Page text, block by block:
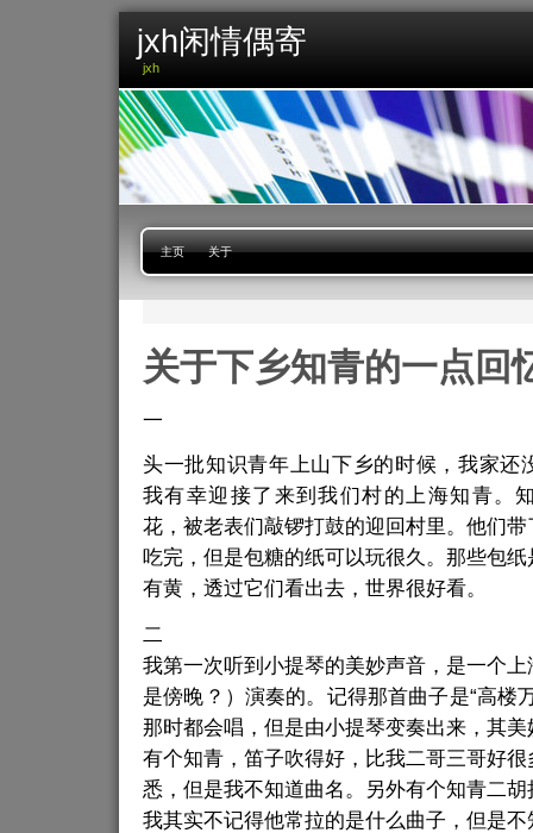
jxh闲情偶寄
jxh
主页 关于
关于下乡知青的一点回
一
头一批知识青年上山下乡的时候，我家还
我有幸迎接了来到我们村的上海知青。
花，被老表们敲锣打鼓的迎回村里。他们
吃完，但是包糖的纸可以玩很久。那些包
有黄，透过它们看出去，世界很好看。
二
我第一次听到小提琴的美妙声音，是一个
是傍晚？）演奏的。记得那首曲子是“高楼
那时都会唱，但是由小提琴变奏出来，其
有个知青，笛子吹得好，比我二哥三哥好
悉，但是我不知道曲名。另外有个知青二
我其实不记得他常拉的是什么曲子，但是